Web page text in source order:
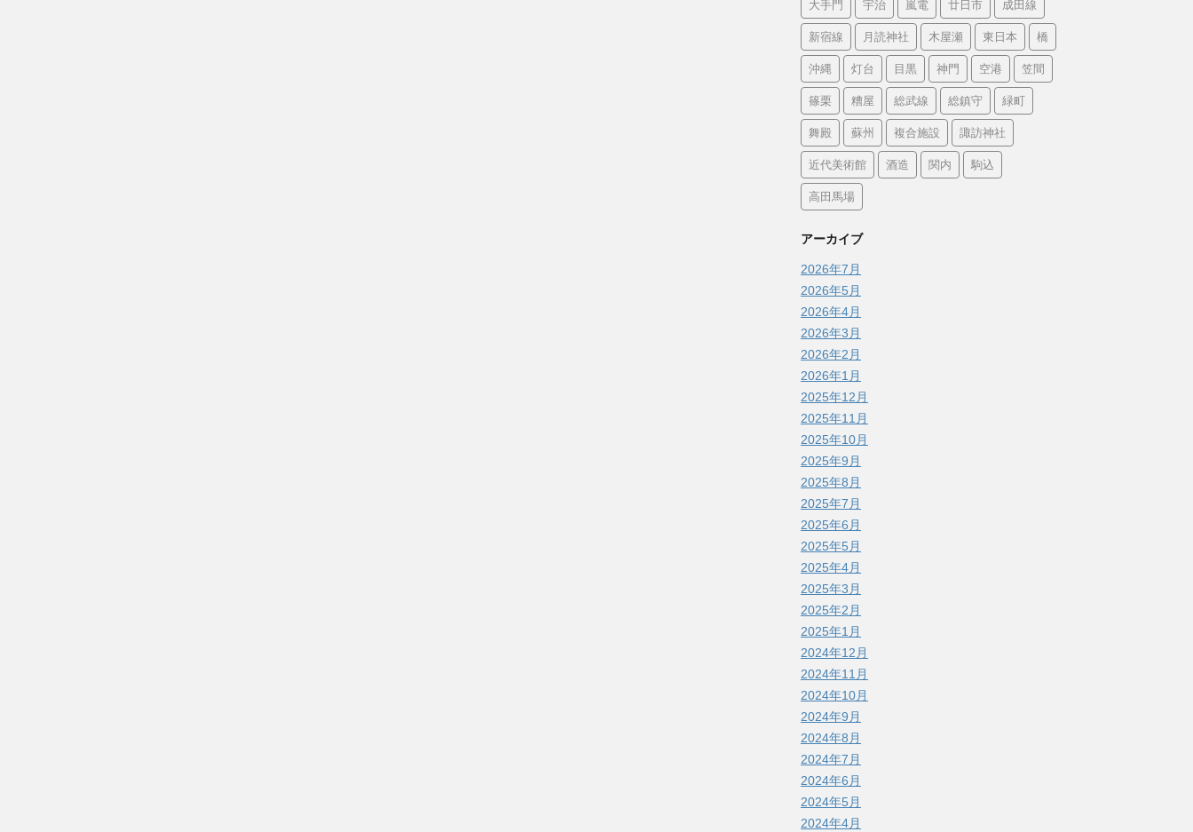
大手門 宇治 嵐電 廿日市 成田線
新宿線 月読神社 木屋瀬 東日本 橋
沖縄 灯台 目黒 神門 空港 笠間
篠栗 糟屋 総武線 総鎮守 緑町
舞殿 蘇州 複合施設 諏訪神社
近代美術館 酒造 関内 駒込
高田馬場
アーカイブ
2026年7月
2026年5月
2026年4月
2026年3月
2026年2月
2026年1月
2025年12月
2025年11月
2025年10月
2025年9月
2025年8月
2025年7月
2025年6月
2025年5月
2025年4月
2025年3月
2025年2月
2025年1月
2024年12月
2024年11月
2024年10月
2024年9月
2024年8月
2024年7月
2024年6月
2024年5月
2024年4月